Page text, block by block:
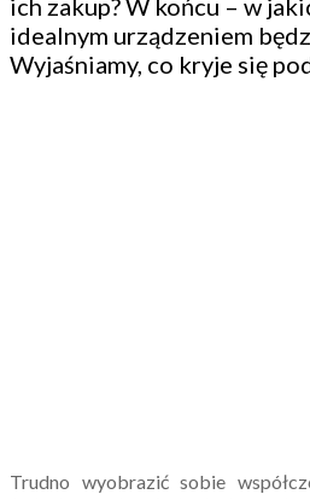
ich zakup? W końcu – w
idealnym urządzeniem
Wyjaśniamy, co kryje się
Trudno wyobrazić sobie